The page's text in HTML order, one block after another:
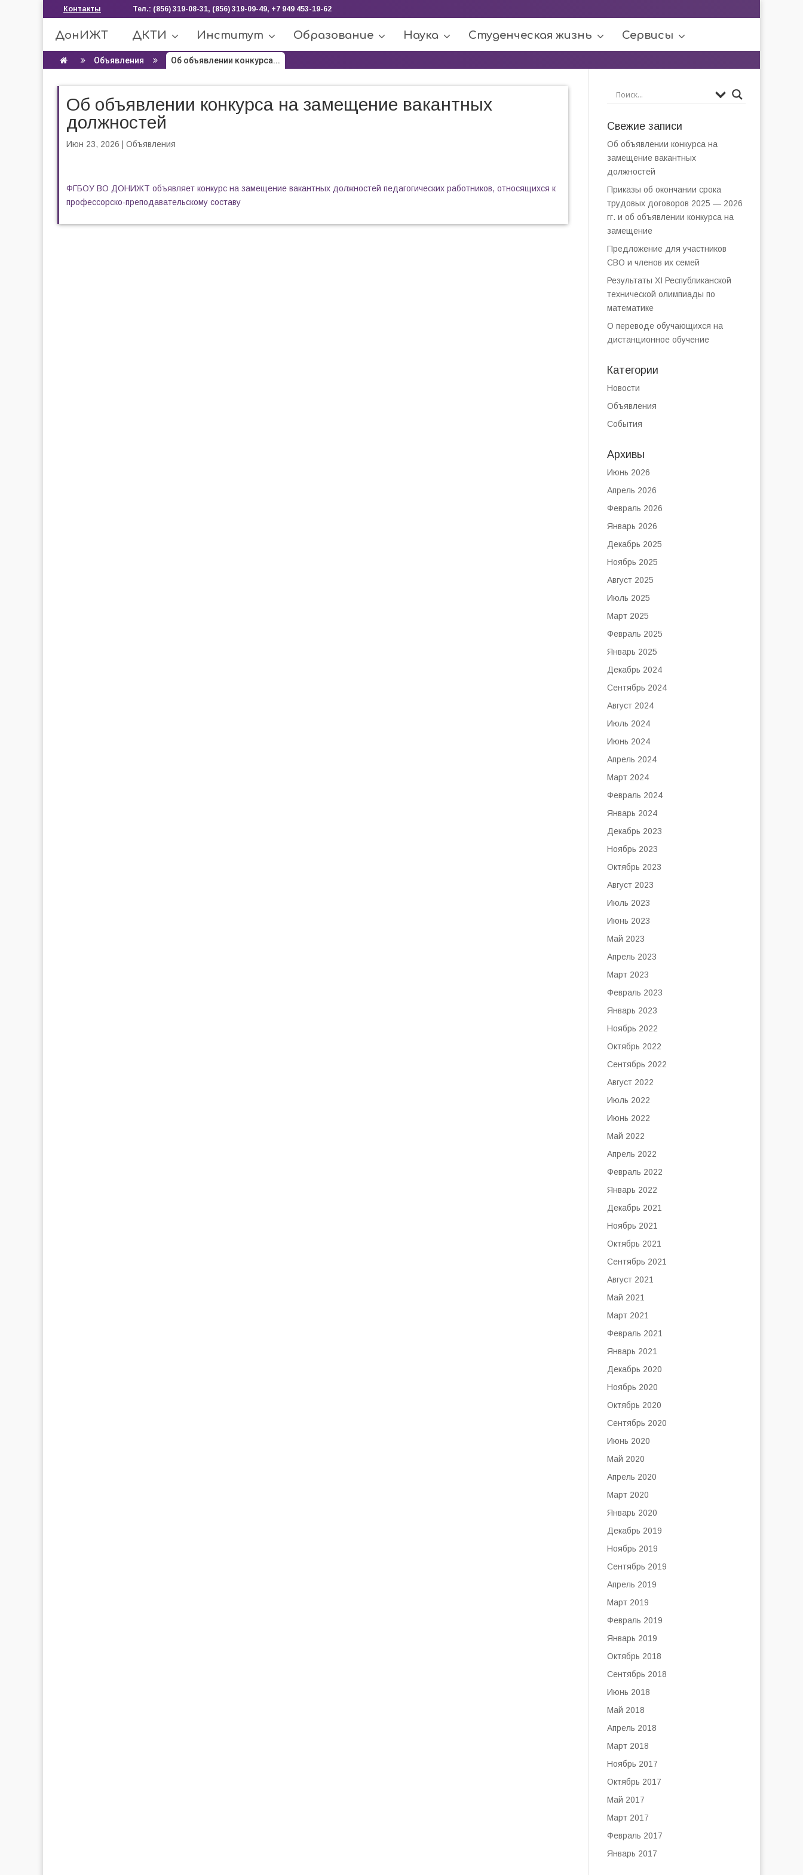
Контакты Тел.: (856) 319-08-31, (856) 319-09-49, +7 949 453-19-62
ДонИЖТ ДКТИ Институт Образование Наука Студенческая жизнь Сервисы
Объявления Об объявлении конкурса...
Об объявлении конкурса на замещение вакантных
должностей
Июн 23, 2026 Объявления
ФГБОУ ВО ДОНИЖТ объявляет конкурс на замещение вакантных должностей педагогических работников, относящихся к
профессорско-преподавательскому составу
Свежие записи
Об объявлении конкурса на
замещение вакантных
должностей
Приказы об окончании срока
трудовых договоров 2025 — 2026
гг. и об объявлении конкурса на
замещение
Предложение для участников
СВО и членов их семей
Результаты XI Республиканской
технической олимпиады по
математике
О переводе обучающихся на
дистанционное обучение
Категории
Новости
Объявления
События
Архивы
Июнь 2026
Апрель 2026
Февраль 2026
Январь 2026
Декабрь 2025
Ноябрь 2025
Август 2025
Июль 2025
Март 2025
Февраль 2025
Январь 2025
Декабрь 2024
Сентябрь 2024
Август 2024
Июль 2024
Июнь 2024
Апрель 2024
Март 2024
Февраль 2024
Январь 2024
Декабрь 2023
Ноябрь 2023
Октябрь 2023
Август 2023
Июль 2023
Июнь 2023
Май 2023
Апрель 2023
Март 2023
Февраль 2023
Январь 2023
Ноябрь 2022
Октябрь 2022
Сентябрь 2022
Август 2022
Июль 2022
Июнь 2022
Май 2022
Апрель 2022
Февраль 2022
Январь 2022
Декабрь 2021
Ноябрь 2021
Октябрь 2021
Сентябрь 2021
Август 2021
Май 2021
Март 2021
Февраль 2021
Январь 2021
Декабрь 2020
Ноябрь 2020
Октябрь 2020
Сентябрь 2020
Июнь 2020
Май 2020
Апрель 2020
Март 2020
Январь 2020
Декабрь 2019
Ноябрь 2019
Сентябрь 2019
Апрель 2019
Март 2019
Февраль 2019
Январь 2019
Октябрь 2018
Сентябрь 2018
Июнь 2018
Май 2018
Апрель 2018
Март 2018
Ноябрь 2017
Октябрь 2017
Май 2017
Март 2017
Февраль 2017
Январь 2017